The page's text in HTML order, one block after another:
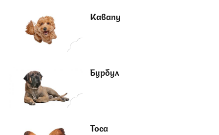
Кавапу
Бурбул
Тоса